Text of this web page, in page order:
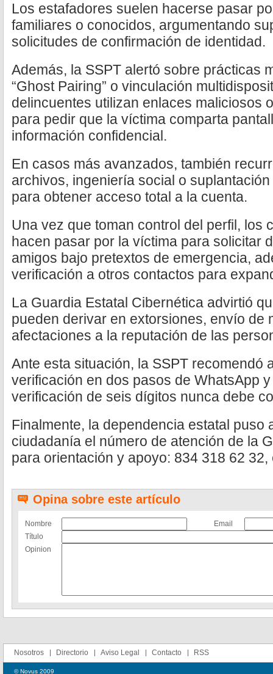
Los estafadores suelen hacerse pasar
familiares o conocidos, argumentando
solicitudes de confirmación de identidad.
Además, la SSPT alertó sobre prácticas
“Ghost Pairing” o vinculación
delincuentes utilizan enlaces maliciosos
para pedir que la víctima comparta
información confidencial.
En casos más avanzados, también
archivos, ingeniería social o
para obtener acceso total a la cuenta.
Una vez que toman control del perfil, los
hacen pasar por la víctima para solicitar
amigos bajo pretextos de emergencia,
verificación a otros contactos para
La Guardia Estatal Cibernética advirtió
pueden derivar en extorsiones, envío de
afectaciones a la reputación de las
Ante esta situación, la SSPT recomendó
verificación en dos pasos de WhatsApp
verificación de seis dígitos nunca debe
Finalmente, la dependencia estatal puso
ciudadanía el número de atención de la
para orientación y apoyo: 834 318 62
Opina sobre este artículo
Nombre
Email
Título
Opinion
Nosotros Directorio Aviso Legal Contacto RSS
© Novus 2009